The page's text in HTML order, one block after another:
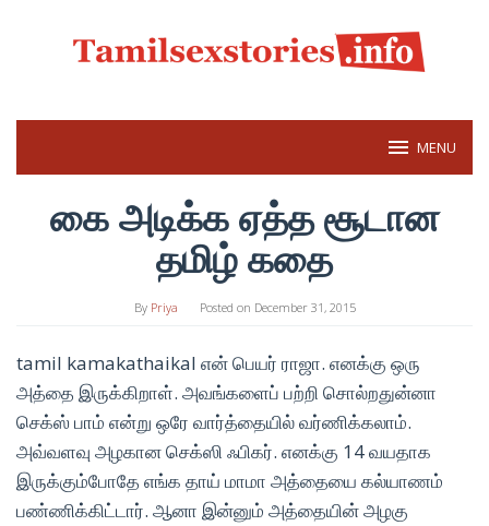
MENU
கை அடிக்க ஏத்த சூடான
தமிழ் கதை
By Priya Posted on December 31, 2015
tamil kamakathaikal என் பெயர் ராஜா. எனக்கு ஒரு
அத்தை இருக்கிறாள். அவங்களைப் பற்றி சொல்றதுன்னா
செக்ஸ் பாம் என்று ஒரே வார்த்தையில் வர்ணிக்கலாம்.
அவ்வளவு அழகான செக்ஸி ஃபிகர். எனக்கு 14 வயதாக
இருக்கும்போதே எங்க தாய் மாமா அத்தையை கல்யாணம்
பண்ணிக்கிட்டார். ஆனா இன்னும் அத்தையின் அழகு